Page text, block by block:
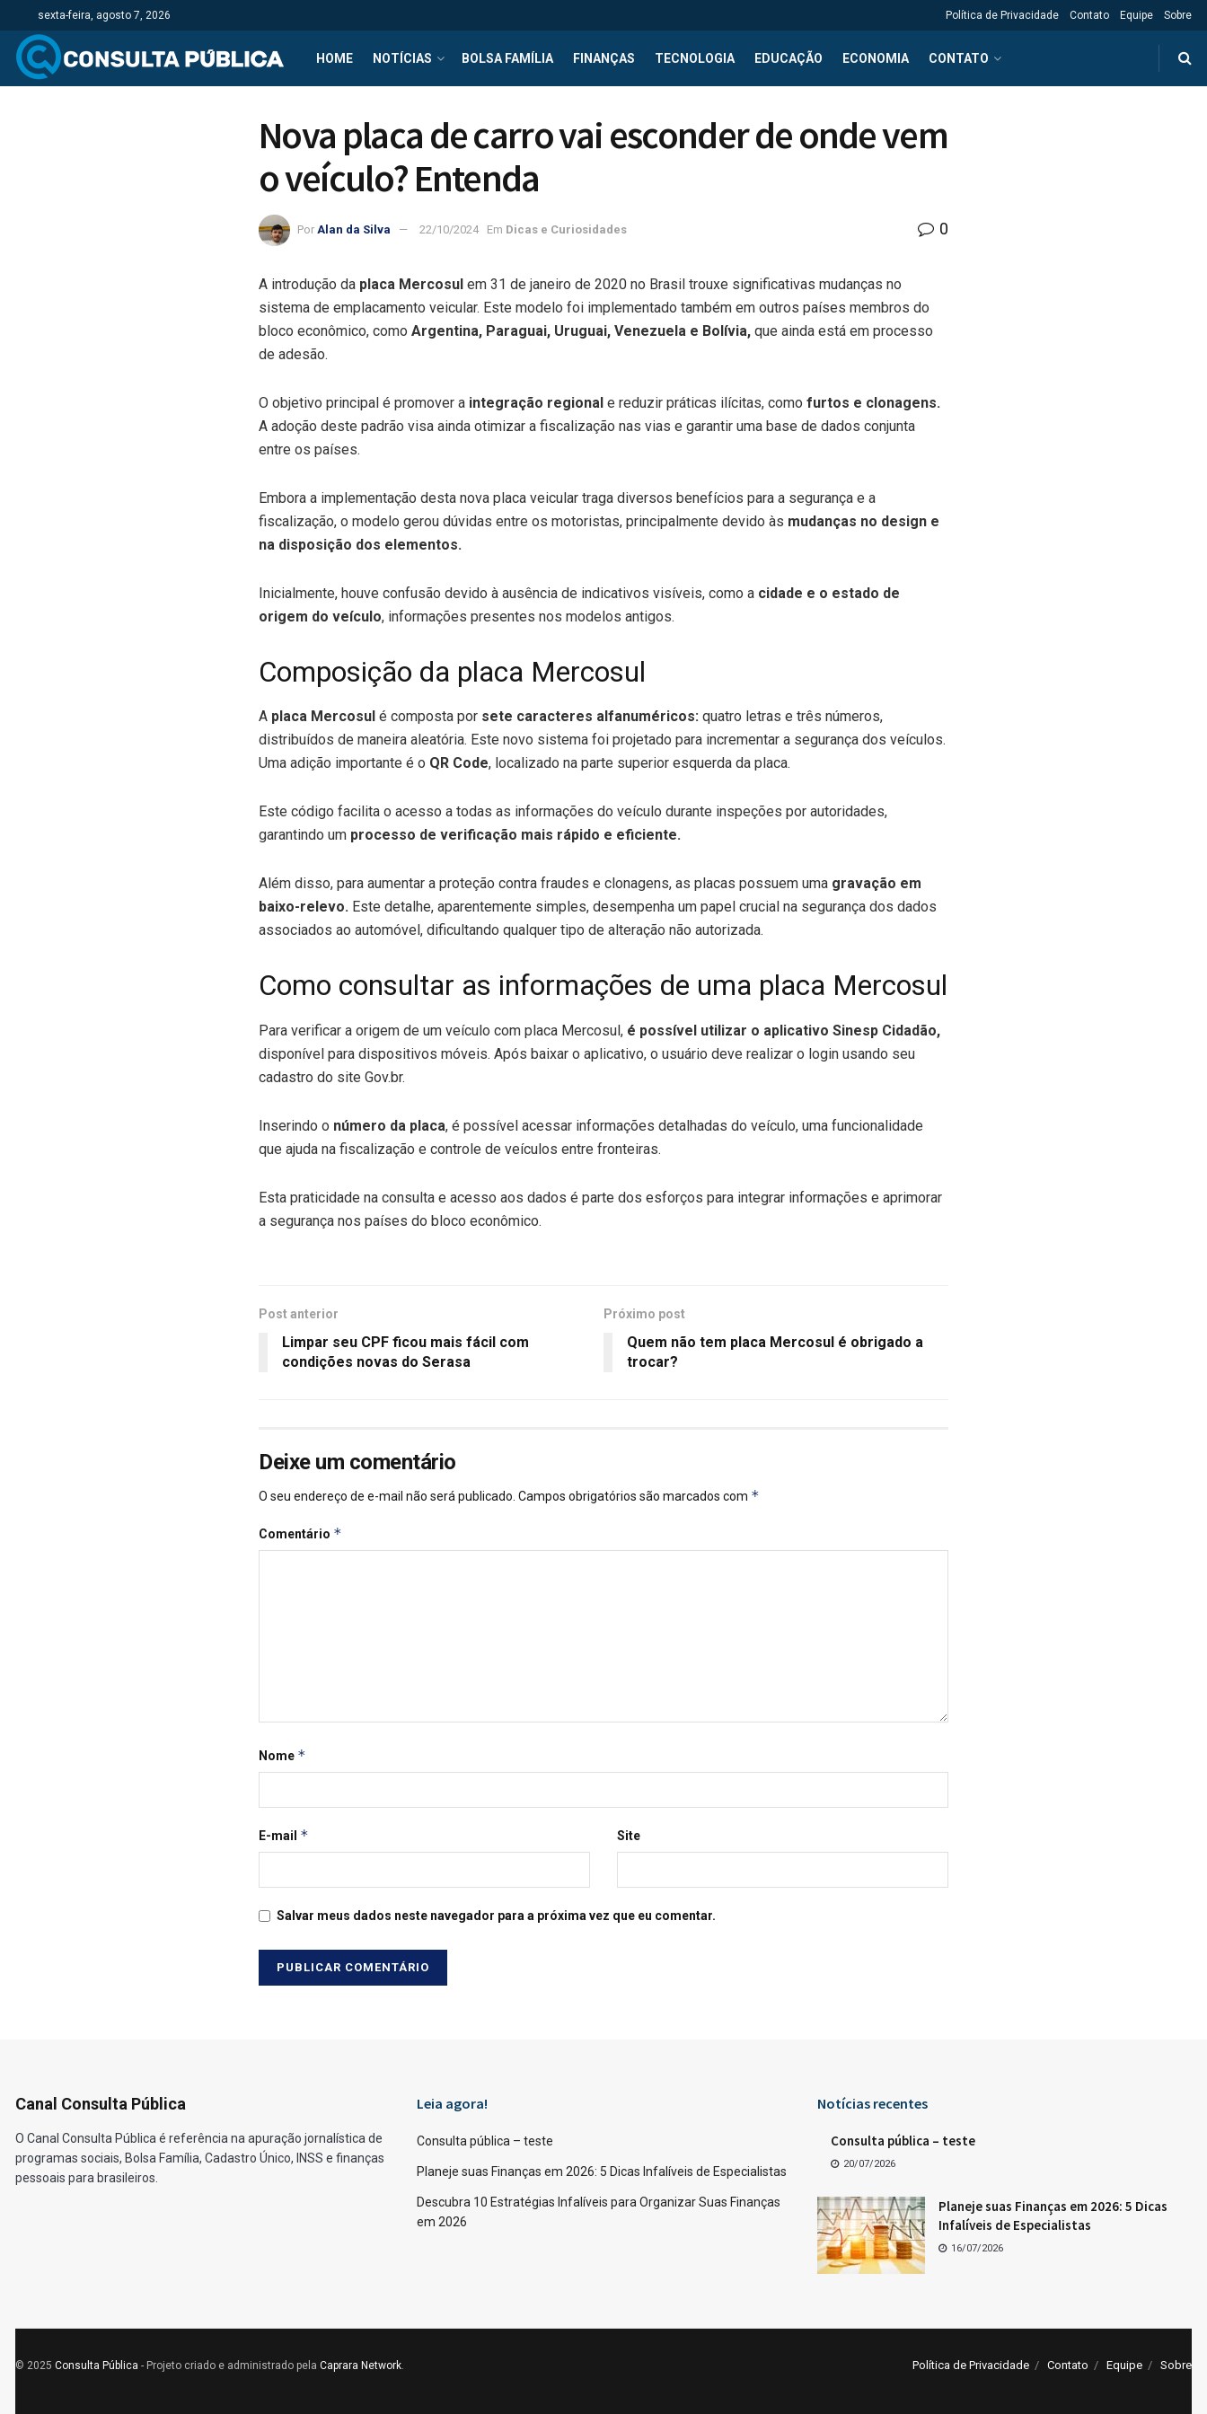
sexta-feira, agosto 7, 2026 Política de Privacidade Contato Equipe Sobre
HOME NOTÍCIAS BOLSA FAMÍLIA FINANÇAS TECNOLOGIA EDUCAÇÃO ECONOMIA CONTATO
Nova placa de carro vai esconder de onde vem
o veículo? Entenda
Por Alan da Silva 22/10/2024 Em Dicas e Curiosidades 0
A introdução da placa Mercosul em 31 de janeiro de 2020 no Brasil trouxe significativas mudanças no
sistema de emplacamento veicular. Este modelo foi implementado também em outros países membros do
bloco econômico, como Argentina, Paraguai, Uruguai, Venezuela e Bolívia, que ainda está em processo
de adesão.
O objetivo principal é promover a integração regional e reduzir práticas ilícitas, como furtos e clonagens.
A adoção deste padrão visa ainda otimizar a fiscalização nas vias e garantir uma base de dados conjunta
entre os países.
Embora a implementação desta nova placa veicular traga diversos benefícios para a segurança e a
fiscalização, o modelo gerou dúvidas entre os motoristas, principalmente devido às mudanças no design e
na disposição dos elementos.
Inicialmente, houve confusão devido à ausência de indicativos visíveis, como a cidade e o estado de
origem do veículo, informações presentes nos modelos antigos.
Composição da placa Mercosul
A placa Mercosul é composta por sete caracteres alfanuméricos: quatro letras e três números,
distribuídos de maneira aleatória. Este novo sistema foi projetado para incrementar a segurança dos veículos.
Uma adição importante é o QR Code, localizado na parte superior esquerda da placa.
Este código facilita o acesso a todas as informações do veículo durante inspeções por autoridades,
garantindo um processo de verificação mais rápido e eficiente.
Além disso, para aumentar a proteção contra fraudes e clonagens, as placas possuem uma gravação em
baixo-relevo. Este detalhe, aparentemente simples, desempenha um papel crucial na segurança dos dados
associados ao automóvel, dificultando qualquer tipo de alteração não autorizada.
Como consultar as informações de uma placa Mercosul
Para verificar a origem de um veículo com placa Mercosul, é possível utilizar o aplicativo Sinesp Cidadão,
disponível para dispositivos móveis. Após baixar o aplicativo, o usuário deve realizar o login usando seu
cadastro do site Gov.br.
Inserindo o número da placa, é possível acessar informações detalhadas do veículo, uma funcionalidade
que ajuda na fiscalização e controle de veículos entre fronteiras.
Esta praticidade na consulta e acesso aos dados é parte dos esforços para integrar informações e aprimorar
a segurança nos países do bloco econômico.
Post anterior
Limpar seu CPF ficou mais fácil com
condições novas do Serasa
Próximo post
Quem não tem placa Mercosul é obrigado a
trocar?
Deixe um comentário
O seu endereço de e-mail não será publicado. Campos obrigatórios são marcados com *
Comentário *
Nome *
E-mail * Site
Salvar meus dados neste navegador para a próxima vez que eu comentar.
Canal Consulta Pública
O Canal Consulta Pública é referência na apuração jornalística de
programas sociais, Bolsa Família, Cadastro Único, INSS e finanças
pessoais para brasileiros.
Leia agora!
Consulta pública – teste
Planeje suas Finanças em 2026: 5 Dicas Infalíveis de Especialistas
Descubra 10 Estratégias Infalíveis para Organizar Suas Finanças
em 2026
Notícias recentes
Consulta pública – teste
20/07/2026
Planeje suas Finanças em 2026: 5 Dicas
Infalíveis de Especialistas
16/07/2026
Política de Privacidade Contato Equipe Sobre
© 2025 Consulta Pública - Projeto criado e administrado pela Caprara Network.